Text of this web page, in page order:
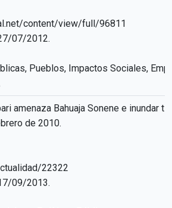
content/view/full/96811
07/2012.
Pueblos, Impactos Sociales,
amenaza Bahuaja Sonene e inundar
de 2010.
22322
09/2013.